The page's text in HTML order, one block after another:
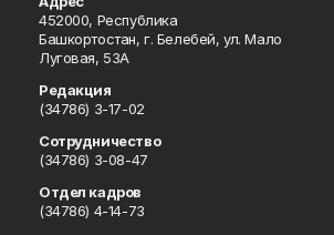
452000, Республика
Башкортостан, г. Белебей, ул. Мало
Луговая, 53А
Редакция
(34786) 3-17-02
Сотрудничество
(34786) 3-08-47
Отдел кадров
(34786) 4-14-73